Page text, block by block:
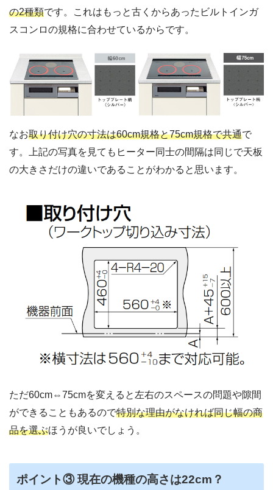
の2種類です。これはもっと古くからあったビルトインガ
スコンロの規格に合わせているからです。
なお取り付け穴の寸法は60cm規格と75cm規格で共通で
す。上記の写真を見てもヒーター同士の間隔は同じで天板
の大きさだけの違いであることがわかると思います。
ただ60cm⇔75cmを変えると左右のスペースの問題や隙間
ができることもあるので特別な理由がなければ同じ幅の商
品を選ぶほうが良いでしょう。
ポイント③ 現在の機種の高さは22cm？